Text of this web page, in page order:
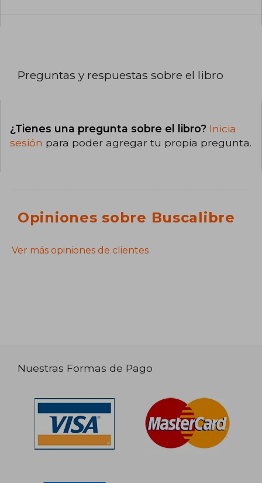
Preguntas y respuestas sobre el libro
¿Tienes una pregunta sobre el libro? Inicia
sesión para poder agregar tu propia pregunta.
Opiniones sobre Buscalibre
Ver más opiniones de clientes
Nuestras Formas de Pago